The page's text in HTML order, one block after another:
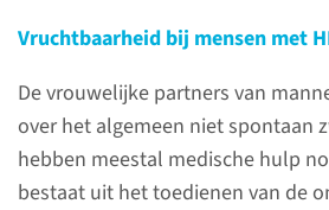
Vruchtbaarheid bij mensen met
De vrouwelijke partners van
over het algemeen niet spontaan
hebben meestal medische hulp
bestaat uit het toedienen van de
van de puberteit
hypofyse niet goed op
wordt geen (of te
FSH gemaakt,
geslachtsklieren geen
weinig)